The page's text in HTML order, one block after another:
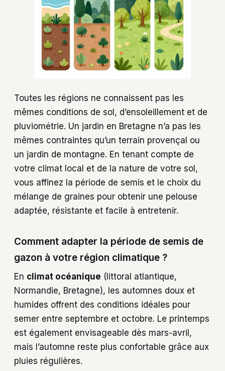
Toutes les régions ne connaissent pas les
mêmes conditions de sol, d’ensoleillement et de
pluviométrie. Un jardin en Bretagne n’a pas les
mêmes contraintes qu’un terrain provençal ou
un jardin de montagne. En tenant compte de
votre climat local et de la nature de votre sol,
vous affinez la période de semis et le choix du
mélange de graines pour obtenir une pelouse
adaptée, résistante et facile à entretenir.
Comment adapter la période de semis de
gazon à votre région climatique ?
En climat océanique (littoral atlantique,
Normandie, Bretagne), les automnes doux et
humides offrent des conditions idéales pour
semer entre septembre et octobre. Le printemps
est également envisageable dès mars-avril,
mais l’automne reste plus confortable grâce aux
pluies régulières.